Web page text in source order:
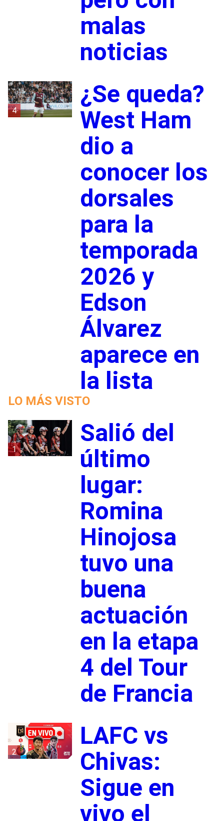
malas
noticias
4
¿Se queda?
West Ham
dio a
conocer los
dorsales
para la
temporada
2026 y
Edson
Álvarez
aparece en
la lista
LO MÁS VISTO
1
Salió del
último
lugar:
Romina
Hinojosa
tuvo una
buena
actuación
en la etapa
4 del Tour
de Francia
2
LAFC vs
Chivas:
Sigue en
vivo el